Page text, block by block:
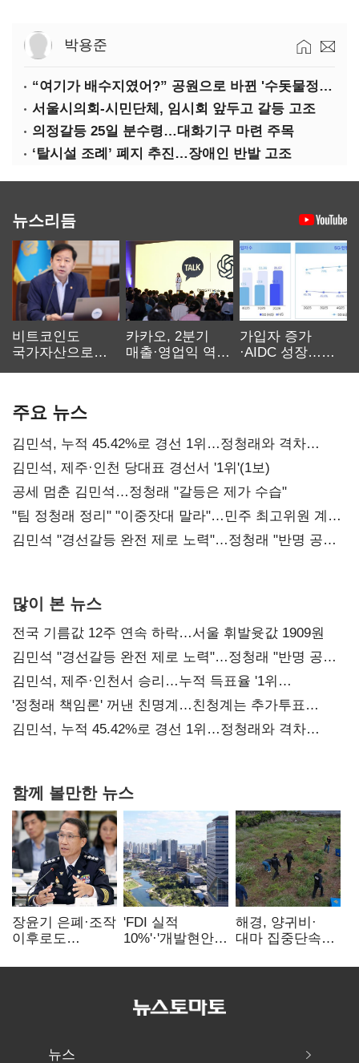
박용준
“여기가 배수지였어?” 공원으로 바뀐 '수돗물정거장'
서울시의회-시민단체, 임시회 앞두고 갈등 고조
의정갈등 25일 분수령…대화기구 마련 주목
‘탈시설 조례’ 폐지 추진…장애인 반발 고조
뉴스리듬
비트코인도
국가자산으로…'
카카오, 2분기
매출·영업익 역대
가입자 증가
·AIDC 성장…
주요 뉴스
김민석, 누적 45.42%로 경선 1위…정청래와 격차
0.86%p(2보)
김민석, 제주·인천 당대표 경선서 '1위'(1보)
공세 멈춘 김민석…정청래 "갈등은 제가 수습"
"팀 정청래 정리" "이중잣대 말라"…민주 최고위원 계파
다툼 격화
김민석 "경선갈등 완전 제로 노력"…정청래 "반명 공세
많이 본 뉴스
전국 기름값 12주 연속 하락…서울 휘발윳값 1909원
김민석 "경선갈등 완전 제로 노력"…정청래 "반명 공세
사과부터"
김민석, 제주·인천서 승리…누적 득표율 '1위
탈환'(종합)
'정청래 책임론' 꺼낸 친명계…친청계는 추가투표
때리기
김민석, 누적 45.42%로 경선 1위…정청래와 격차
함께 볼만한 뉴스
장윤기 은폐·조작
이후로도
내부비위…경찰
'FDI 실적
10%'·'개발현안
인천경제청장
해경, 양귀비·
대마 집중단속…
249명 검거
뉴스